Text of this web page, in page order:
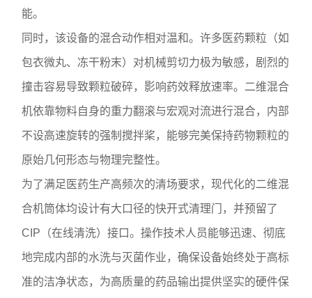
能。
同时，该设备的混合动作相对温和。许多医药颗粒（如
包衣微丸、冻干粉末）对机械剪切力极为敏感，剧烈的
撞击容易导致颗粒破碎，影响药效释放速率。二维混合
机依靠物料自身的重力翻滚与宏观对流进行混合，内部
不设高速旋转的强制搅拌桨，能够完美保持药物颗粒的
原始几何形态与物理完整性。
为了满足医药生产高频次的清场要求，现代化的二维混
合机筒体均设计有大口径的快开式清理门，并预留了
CIP（在线清洗）接口。操作技术人员能够迅速、彻底
地完成内部的水洗与灭菌作业，确保设备始终处于高标
准的洁净状态，为高质量的药品输出提供坚实的硬件保